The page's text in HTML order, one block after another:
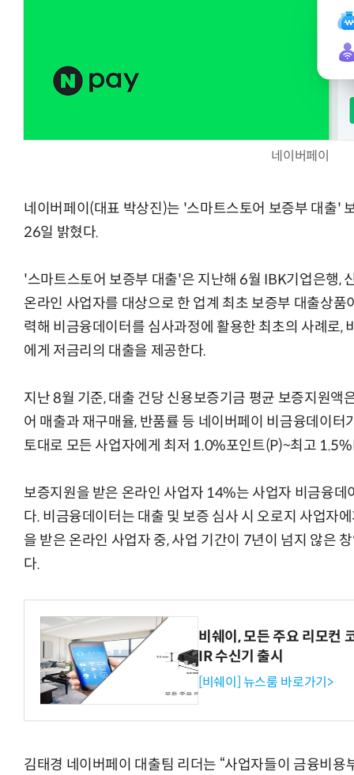
네이버페이
네이버페이(대표 박상진)는 '스마트스토어 보증부 대출'
26일 밝혔다.
'스마트스토어 보증부 대출'은 지난해 6월 IBK기업은행,
온라인 사업자를 대상으로 한 업계 최초 보증부 대출상품
력해 비금융데이터를 심사과정에 활용한 최초의 사례로,
에게 저금리의 대출을 제공한다.
지난 8월 기준, 대출 건당 신용보증기금 평균 보증지원
어 매출과 재구매율, 반품률 등 네이버페이 비금융데이터
토대로 모든 사업자에게 최저 1.0%포인트(P)~최고
보증지원을 받은 온라인 사업자 14%는 사업자 비금융
다. 비금융데이터는 대출 및 보증 심사 시 오로지 사업자
을 받은 온라인 사업자 중, 사업 기간이 7년이 넘지 않은
다.
비쉐이, 모든 주요 리모컨
IR 수신기 출시
[비쉐이] 뉴스룸 바로가기>
김태경 네이버페이 대출팀 리더는 “사업자들이 금융비